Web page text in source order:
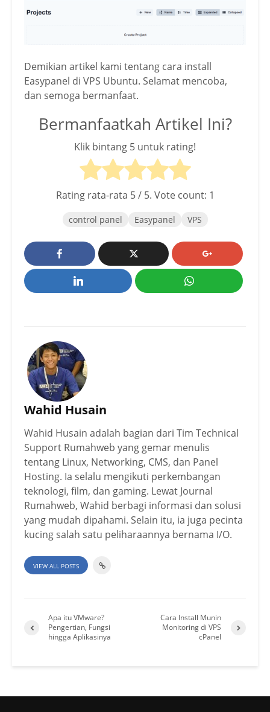
Demikian artikel kami tentang cara install
Easypanel di VPS Ubuntu. Selamat mencoba,
dan semoga bermanfaat.
Bermanfaatkah Artikel Ini?
Klik bintang 5 untuk rating!
Rating rata-rata 5/ 5. Vote count: 1
control panel Easypanel VPS
Wahid Husain
Wahid Husain adalah bagian dari Tim Technical
Support Rumahweb yang gemar menulis
tentang Linux, Networking, CMS, dan Panel
Hosting. Ia selalu mengikuti perkembangan
teknologi, film, dan gaming. Lewat Journal
Rumahweb, Wahid berbagi informasi dan solusi
yang mudah dipahami. Selain itu, ia juga pecinta
kucing salah satu peliharaannya bernama I/O.
VIEW ALL POSTS
Apa itu VMware?
Pengertian, Fungsi
hingga Aplikasinya
Cara Install Munin
Monitoring di VPS
cPanel